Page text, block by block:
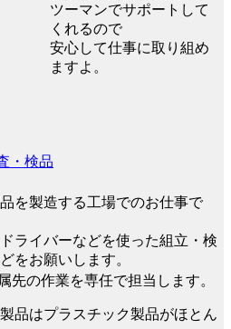
ツーマンでサポートして
くれるので
安心して仕事に取り組め
ますよ。
・検品
を製造する工場でのお仕事で
ライバーなどを使った組立・検
をお願いします。
先の作業を専任で担当します。
品はプラスチック製品がほとん